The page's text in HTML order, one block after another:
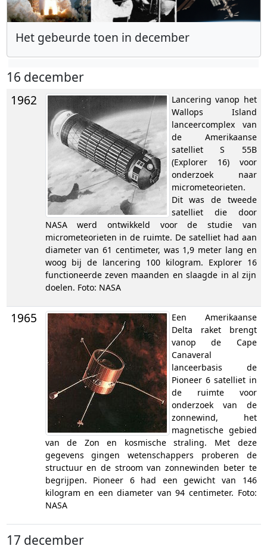
Het gebeurde toen in december
16 december
1962
Lancering vanop het
Wallops Island
lanceercomplex van
de Amerikaanse
satelliet S 55B
(Explorer 16) voor
onderzoek naar
micrometeorieten.
Dit was de tweede
satelliet die door
NASA werd ontwikkeld voor de studie van
micrometeorieten in de ruimte. De satelliet had aan
diameter van 61 centimeter, was 1,9 meter lang en
woog bij de lancering 100 kilogram. Explorer 16
functioneerde zeven maanden en slaagde in al zijn
doelen. Foto: NASA
1965
Een Amerikaanse
Delta raket brengt
vanop de Cape
Canaveral
lanceerbasis de
Pioneer 6 satelliet in
de ruimte voor
onderzoek van de
zonnewind, het
magnetische gebied
van de Zon en kosmische straling. Met deze
gegevens gingen wetenschappers proberen de
structuur en de stroom van zonnewinden beter te
begrijpen. Pioneer 6 had een gewicht van 146
kilogram en een diameter van 94 centimeter. Foto:
NASA
17 december